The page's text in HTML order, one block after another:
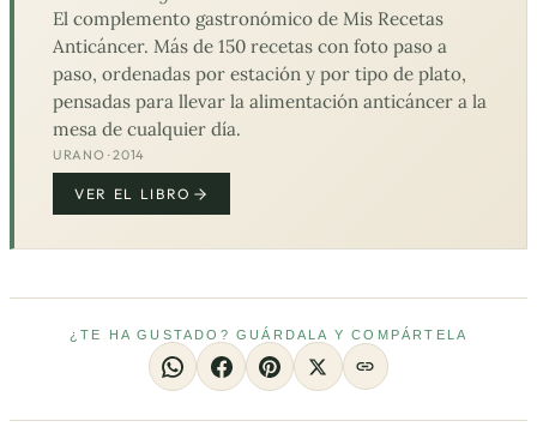
El complemento gastronómico de Mis Recetas
Anticáncer. Más de 150 recetas con foto paso a
paso, ordenadas por estación y por tipo de plato,
pensadas para llevar la alimentación anticáncer a la
mesa de cualquier día.
URANO · 2014
VER EL LIBRO
¿TE HA GUSTADO? GUÁRDALA Y COMPÁRTELA